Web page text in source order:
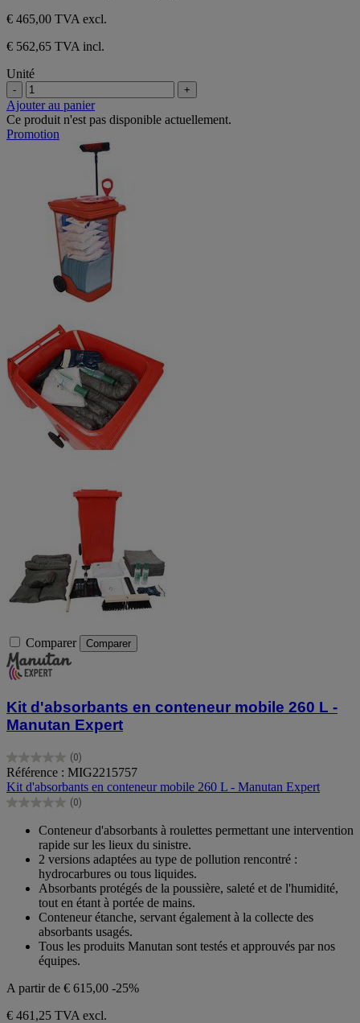
€ 465,00 TVA excl.
€ 562,65 TVA incl.
Unité
- +
Ajouter au panier
Ce produit n'est pas disponible actuellement.
Promotion
Comparer Comparer
Kit d'absorbants en conteneur mobile 260 L -
Manutan Expert
(0)
0.0
sur
5
étoiles.
Référence : MIG2215757
Kit d'absorbants en conteneur mobile 260 L - Manutan Expert
(0)
0.0
étoiles.
Conteneur d'absorbants à roulettes permettant une intervention
rapide sur les lieux du sinistre.
2 versions adaptées au type de pollution rencontré :
hydrocarbures ou tous liquides.
Absorbants protégés de la poussière, saleté et de l'humidité,
tout en étant à portée de mains.
Conteneur étanche, servant également à la collecte des
absorbants usagés.
Tous les produits Manutan sont testés et approuvés par nos
équipes.
A partir de € 615,00 -25%
€ 461,25 TVA excl.